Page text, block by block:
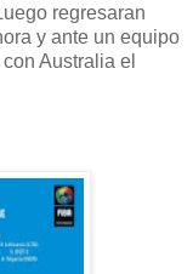
regresaran
y ante un equipo
Australia el